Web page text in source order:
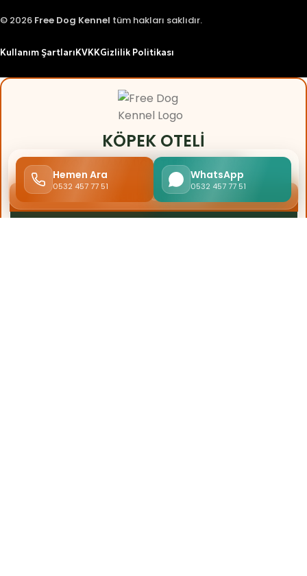
© 2026 Free Dog Kennel tüm hakları saklıdır.
Kullanım ŞartlarıKVKKGizlilik Politikası
KÖPEK OTELI
KONAKLAMA ÜCRETLERI
GECELIK KONAKLAMA
Hemen Ara
0532 457 77 51
WhatsApp
0532 457 77 51